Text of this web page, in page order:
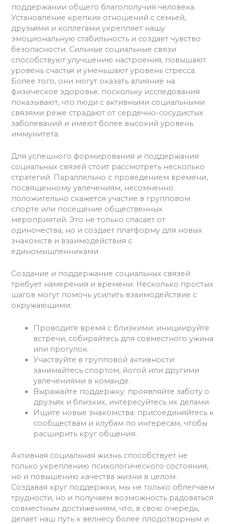
поддержании общего благополучия человека.
Установление крепких отношений с семьей,
друзьями и коллегами укрепляет нашу
эмоциональную стабильность и создает чувство
безопасности. Сильные социальные связи
способствуют улучшению настроения, повышают
уровень счастья и уменьшают уровень стресса.
Более того, они могут оказать влияние на
физическое здоровье, поскольку исследования
показывают, что люди с активными социальными
связями реже страдают от сердечно-сосудистых
заболеваний и имеют более высокий уровень
иммунитета.
Для успешного формирования и поддержания
социальных связей стоит рассмотреть несколько
стратегий. Параллельно с проведением времени,
посвященному увлечениям, несомненно
положительно скажется участие в групповом
спорте или посещение общественных
мероприятий. Это не только спасает от
одиночества, но и создает платформу для новых
знакомств и взаимодействия с
единомышленниками.
Создание и поддержание социальных связей
требует намерения и времени. Несколько простых
шагов могут помочь усилить взаимодействие с
окружающими:
Проводите время с близкими: инициируйте
встречи, собирайтесь для совместного ужина
или прогулок.
Участвуйте в групповой активности:
занимайтесь спортом, йогой или другими
увлечениями в команде.
Выражайте поддержку: проявляйте заботу о
друзьях и близких, интересуйтесь их делами.
Ищите новые знакомства: присоединяйтесь к
сообществам и клубам по интересам, чтобы
расширить круг общения.
Активная социальная жизнь способствует не
только укреплению психологического состояния,
но и повышению качества жизни в целом.
Создавая круг поддержки, мы не только облегчаем
трудности, но и получаем возможность радоваться
совместным достижениям, что, в свою очередь,
делает наш путь к велнесу более плодотворным и